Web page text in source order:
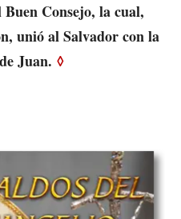
Consejo, la cual,
unió al Salvador con la
Juan. ◊